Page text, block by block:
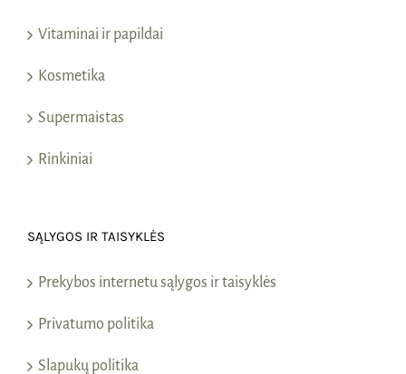
Vitaminai ir papildai
Kosmetika
Supermaistas
Rinkiniai
SĄLYGOS IR TAISYKLĖS
Prekybos internetu sąlygos ir taisyklės
Privatumo politika
Slapukų politika